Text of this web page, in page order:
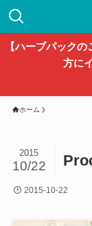
【ハーブパック
方に
ホーム
2015
10/22
2015-10-22